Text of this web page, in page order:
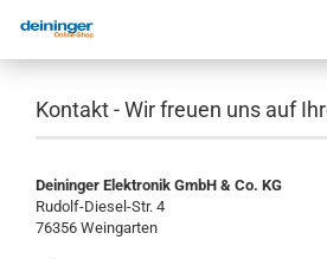
Kontakt - Wir freuen uns auf
Deininger Elektronik GmbH & Co. KG
Rudolf-Diesel-Str. 4
76356 Weingarten